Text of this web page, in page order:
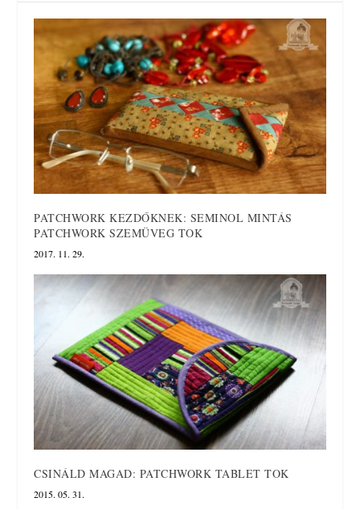
PATCHWORK KEZDŐKNEK: SEMINOL MINTÁS
PATCHWORK SZEMÜVEG TOK
2017. 11. 29.
CSINÁLD MAGAD: PATCHWORK TABLET TOK
2015. 05. 31.